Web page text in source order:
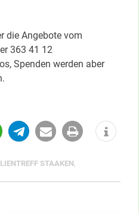
die Angebote vom
363 41 12
Spenden werden aber
STAAKEN,